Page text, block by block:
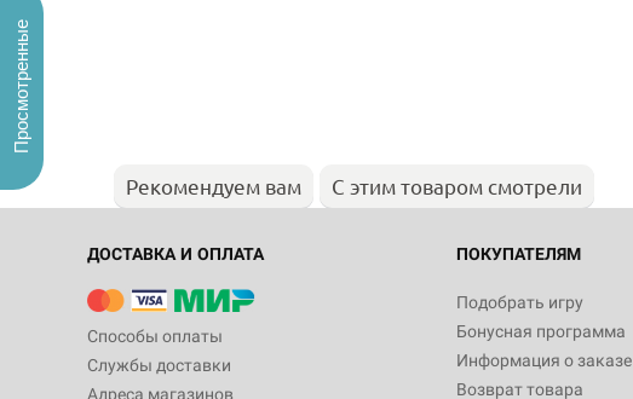
Рекомендуем вам С этим товаром смотрели
ДОСТАВКА И ОПЛАТА
Способы оплаты
Службы доставки
Адреса магазинов
ПОКУПАТЕЛЯМ
Подобрать игру
Бонусная программа
Информация о заказе
Возврат товара
Просмотренные